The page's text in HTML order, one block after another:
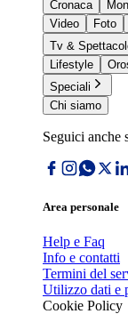
Cronaca
Video
Foto
Tv &
Lifestyle
Speciali
Chi siamo
Seguici anche
Area personale
Help e Faq
Info e contatti
Termini del
Utilizzo dati e
Cookie Policy